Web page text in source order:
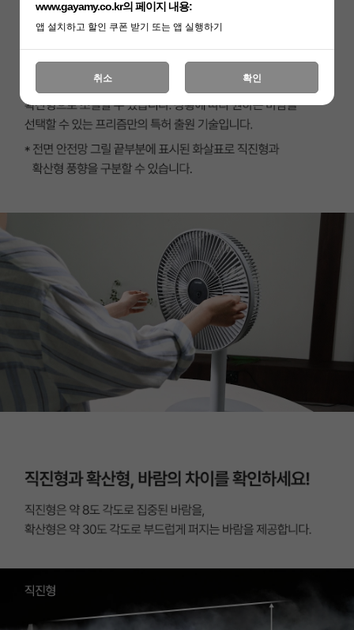
www.gayamy.co.kr의 페이지 내용:
앱 설치하고 할인 쿠폰 받기 또는 앱 실행하기
취소 확인